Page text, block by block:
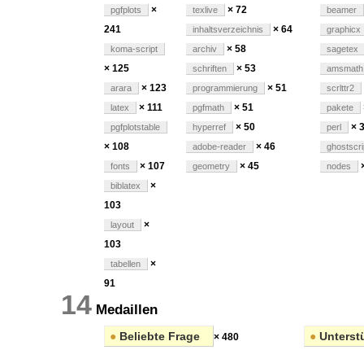
pgfplots
×
241
koma-script
× 125
arara × 123
latex × 111
pgfplotstable
× 108
fonts × 107
biblatex
×
103
layout
×
103
tabellen
×
91
texlive × 72
inhaltsverzeichnis × 64
archiv × 58
schriften × 53
programmierung × 51
pgfmath × 51
hyperref × 50
adobe-reader × 46
geometry × 45
beamer
graphicx
sagetex
amsmath
scrlttr2
pakete
perl ×
nodes
14 Medaillen
● Beliebte Frage × 480 ●